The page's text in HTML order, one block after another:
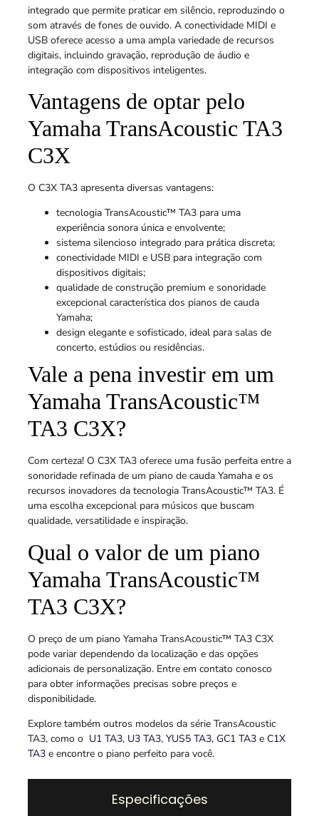
Especificações
integrado que permite praticar em silêncio, reproduzindo o
som através de fones de ouvido. A conectividade MIDI e
USB oferece acesso a uma ampla variedade de recursos
digitais, incluindo gravação, reprodução de áudio e
integração com dispositivos inteligentes.
Vantagens de optar pelo
Yamaha TransAcoustic TA3
C3X
O C3X TA3 apresenta diversas vantagens:
tecnologia TransAcoustic™ TA3 para uma
experiência sonora única e envolvente;
sistema silencioso integrado para prática discreta;
conectividade MIDI e USB para integração com
dispositivos digitais;
qualidade de construção premium e sonoridade
excepcional característica dos pianos de cauda
Yamaha;
design elegante e sofisticado, ideal para salas de
concerto, estúdios ou residências.
Vale a pena investir em um
Yamaha TransAcoustic™
TA3 C3X?
Com certeza! O C3X TA3 oferece uma fusão perfeita entre a
sonoridade refinada de um piano de cauda Yamaha e os
recursos inovadores da tecnologia TransAcoustic™ TA3. É
uma escolha excepcional para músicos que buscam
qualidade, versatilidade e inspiração.
Qual o valor de um piano
Yamaha TransAcoustic™
TA3 C3X?
O preço de um piano Yamaha TransAcoustic™ TA3 C3X
pode variar dependendo da localização e das opções
adicionais de personalização. Entre em contato conosco
para obter informações precisas sobre preços e
disponibilidade.
Explore também outros modelos da série TransAcoustic
TA3, como o U1 TA3, U3 TA3, YUS5 TA3, GC1 TA3 e C1X
TA3 e encontre o piano perfeito para você.